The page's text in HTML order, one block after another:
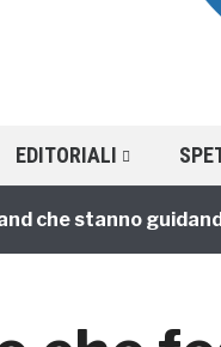
EDITORIALI
stanno guidando il